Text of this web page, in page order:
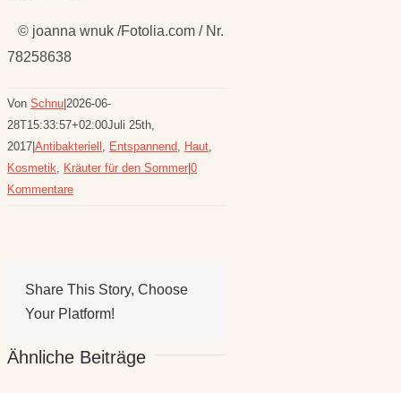
© joanna wnuk /Fotolia.com / Nr.
78258638
Von Schnu 2026-06-
28T15:33:57+02:00Juli 25th,
2017 Antibakteriell , Entspannend, Haut,
Kosmetik, Kräuter für den Sommer 0
Kommentare
Share This Story, Choose
Your Platform!
Ähnliche Beiträge